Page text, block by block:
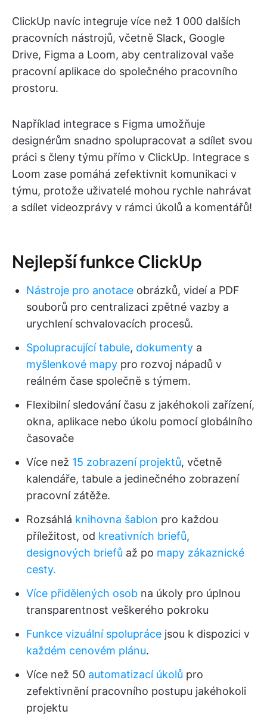
ClickUp navíc integruje více než 1 000 dalších
pracovních nástrojů, včetně Slack, Google
Drive, Figma a Loom, aby centralizoval vaše
pracovní aplikace do společného pracovního
prostoru.
Například integrace s Figma umožňuje
designérům snadno spolupracovat a sdílet svou
práci s členy týmu přímo v ClickUp. Integrace s
Loom zase pomáhá zefektivnit komunikaci v
týmu, protože uživatelé mohou rychle nahrávat
a sdílet videozprávy v rámci úkolů a komentářů!
Nejlepší funkce ClickUp
Nástroje pro anotace obrázků, videí a PDF
souborů pro centralizaci zpětné vazby a
urychlení schvalovacích procesů.
Spolupracující tabule, dokumenty a
myšlenkové mapy pro rozvoj nápadů v
reálném čase společně s týmem.
Flexibilní sledování času z jakéhokoli zařízení,
okna, aplikace nebo úkolu pomocí globálního
časovače
Více než 15 zobrazení projektů, včetně
kalendáře, tabule a jedinečného zobrazení
pracovní zátěže.
Rozsáhlá knihovna šablon pro každou
příležitost, od kreativních briefů,
designových briefů až po mapy zákaznické
cesty.
Více přidělených osob na úkoly pro úplnou
transparentnost veškerého pokroku
Funkce vizuální spolupráce jsou k dispozici v
každém cenovém plánu.
Více než 50 automatizací úkolů pro
zefektivnění pracovního postupu jakéhokoli
projektu